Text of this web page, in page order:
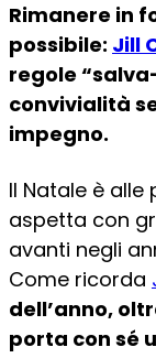
Rimanere in
possibile: Jill
regole
convivialità
impegno.
Il Natale è alle
aspetta con
avanti negli
Come ricorda
dell’anno,
porta con sé